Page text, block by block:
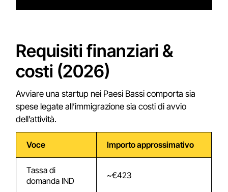
Requisiti finanziari &
costi (2026)
Avviare una startup nei Paesi Bassi comporta sia
spese legate all’immigrazione sia costi di avvio
dell’attività.
Voce Importo approssimativo
Tassa di
domanda IND
~€423